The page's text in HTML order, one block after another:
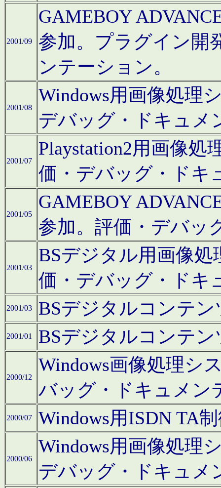
2001/09
GAMEBOY
参加。プラグイン開
ンテーション。
2001/08
Windows用画像処理
デバッグ・ドキュメ
2001/07
Playstation2用画像
価・デバッグ・ドキ
2001/05
GAMEBOY
参加。評価・デバッ
2001/03
BSデジタル用画像
価・デバッグ・ドキ
2001/03 BSデジタルコンテ
2001/01 BSデジタルコンテ
2000/12
Windows画像処理シ
バッグ・ドキュメン
2000/07 Windows用ISDN TA
2000/06
Windows用画像処理
デバッグ・ドキュメ